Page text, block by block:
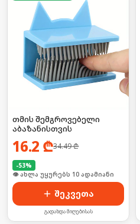
თმის შემგროვებელი
აბაზანისთვის
16.2 ₾34.49₾
-53%
🛒 ბოლო 24სთ-ში იყიდა 11-მა
შეკვეთა
გადახდა მიღებისას